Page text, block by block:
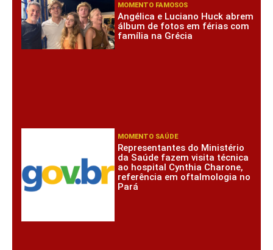
MOMENTO FAMOSOS
Angélica e Luciano Huck abrem
álbum de fotos em férias com
família na Grécia
MOMENTO SAÚDE
Representantes do Ministério
da Saúde fazem visita técnica
ao hospital Cynthia Charone,
referência em oftalmologia no
Pará